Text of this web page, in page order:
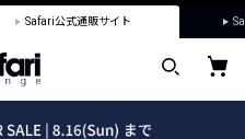
Safari公式通販サイト